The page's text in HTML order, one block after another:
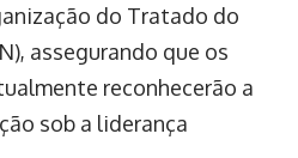
do Tratado do
assegurando que os
reconhecerão a
sob a liderança